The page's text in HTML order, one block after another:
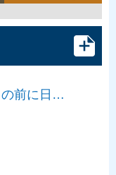
の前に日…